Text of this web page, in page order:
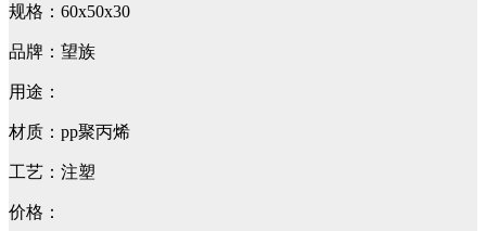
规格：60x50x30
品牌：望族
用途：
材质：pp聚丙烯
工艺：注塑
价格：